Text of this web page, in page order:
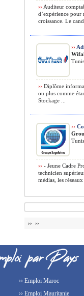
›› Auditeur
d’expérience
croissance. Le
››
›› Diplôme
ou plus comme
Stockage ...
››
›› - Jeune Cadre
technicien
médias, les
›› ››
›› Emploi Maroc
›› Emploi Mauritanie